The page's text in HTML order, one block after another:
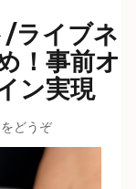
/ライブネ
！事前オ
ン実現
どうぞ